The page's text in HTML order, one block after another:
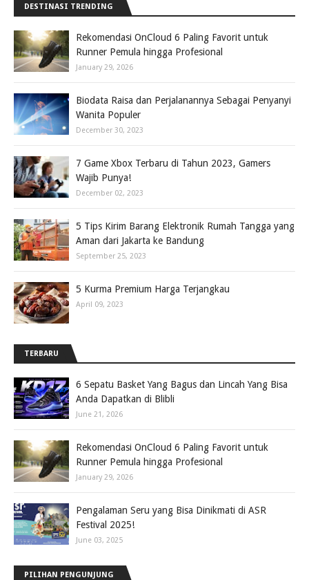
DESTINASI TRENDING
Rekomendasi OnCloud 6 Paling Favorit untuk
Runner Pemula hingga Profesional
January 29, 2026
Biodata Raisa dan Perjalanannya Sebagai Penyanyi
Wanita Populer
December 30, 2023
7 Game Xbox Terbaru di Tahun 2023, Gamers
Wajib Punya!
December 02, 2023
5 Tips Kirim Barang Elektronik Rumah Tangga yang
Aman dari Jakarta ke Bandung
September 25, 2023
5 Kurma Premium Harga Terjangkau
April 09, 2023
TERBARU
6 Sepatu Basket Yang Bagus dan Lincah Yang Bisa
Anda Dapatkan di Blibli
June 21, 2026
Rekomendasi OnCloud 6 Paling Favorit untuk
Runner Pemula hingga Profesional
January 29, 2026
Pengalaman Seru yang Bisa Dinikmati di ASR
Festival 2025!
June 03, 2025
PILIHAN PENGUNJUNG